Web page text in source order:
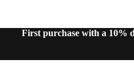
First purchase with a 10%